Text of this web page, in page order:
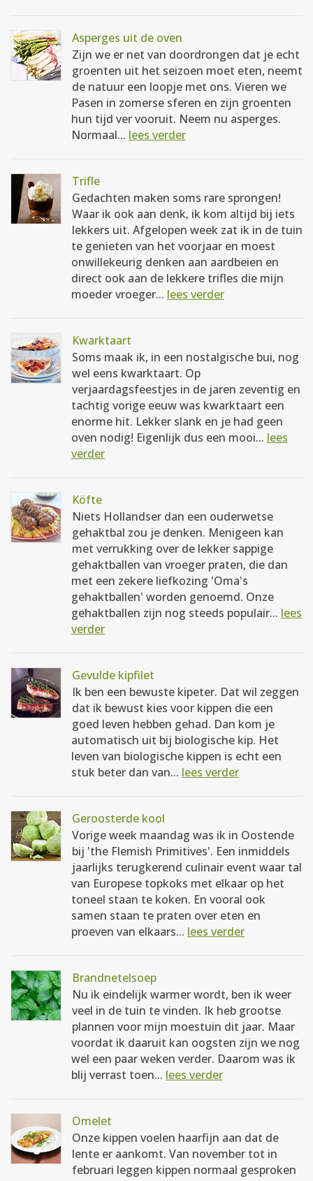
Asperges uit de oven
Zijn we er net van doordrongen dat je echt
groenten uit het seizoen moet eten, neemt
de natuur een loopje met ons. Vieren we
Pasen in zomerse sferen en zijn groenten
hun tijd ver vooruit. Neem nu asperges.
Normaal... lees verder
Trifle
Gedachten maken soms rare sprongen!
Waar ik ook aan denk, ik kom altijd bij iets
lekkers uit. Afgelopen week zat ik in de tuin
te genieten van het voorjaar en moest
onwillekeurig denken aan aardbeien en
direct ook aan de lekkere trifles die mijn
moeder vroeger... lees verder
Kwarktaart
Soms maak ik, in een nostalgische bui, nog
wel eens kwarktaart. Op
verjaardagsfeestjes in de jaren zeventig en
tachtig vorige eeuw was kwarktaart een
enorme hit. Lekker slank en je had geen
oven nodig! Eigenlijk dus een mooi... lees
verder
Köfte
Niets Hollandser dan een ouderwetse
gehaktbal zou je denken. Menigeen kan
met verrukking over de lekker sappige
gehaktballen van vroeger praten, die dan
met een zekere liefkozing 'Oma's
gehaktballen' worden genoemd. Onze
gehaktballen zijn nog steeds populair... lees
verder
Gevulde kipfilet
Ik ben een bewuste kipeter. Dat wil zeggen
dat ik bewust kies voor kippen die een
goed leven hebben gehad. Dan kom je
automatisch uit bij biologische kip. Het
leven van biologische kippen is echt een
stuk beter dan van... lees verder
Geroosterde kool
Vorige week maandag was ik in Oostende
bij 'the Flemish Primitives'. Een inmiddels
jaarlijks terugkerend culinair event waar tal
van Europese topkoks met elkaar op het
toneel staan te koken. En vooral ook
samen staan te praten over eten en
proeven van elkaars... lees verder
Brandnetelsoep
Nu ik eindelijk warmer wordt, ben ik weer
veel in de tuin te vinden. Ik heb grootse
plannen voor mijn moestuin dit jaar. Maar
voordat ik daaruit kan oogsten zijn we nog
wel een paar weken verder. Daarom was ik
blij verrast toen... lees verder
Omelet
Onze kippen voelen haarfijn aan dat de
lente er aankomt. Van november tot in
februari leggen kippen normaal gesproken